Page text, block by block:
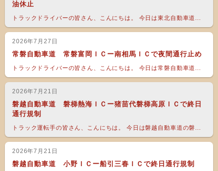
油休止
トラックドライバーの皆さん、こんにちは。 今日は東北自動車道...
2026年7月27日
常磐自動車道 常磐富岡ＩＣー南相馬ＩＣで夜間通行止め
トラックドライバーの皆さん、こんにちは。 今日は常磐自動車道...
2026年7月21日
磐越自動車道 磐梯熱海ＩＣー猪苗代磐梯高原ＩＣで終日
通行規制
トラック運転手の皆さん、こんにちは。 今日は磐越自動車道の磐...
2026年7月21日
磐越自動車道 小野ＩＣー船引三春ＩＣで終日通行規制